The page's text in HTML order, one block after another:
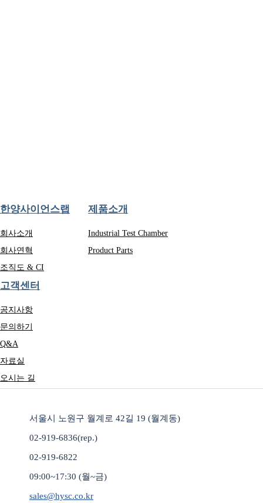
한양사이언스랩
회사소개
회사연혁
조직도 & CI
제품소개
Industrial Test Chamber
Product Parts
고객센터
공지사항
문의하기
Q&A
자료실
오시는 길
서울시 노원구 월계로 42길 19 (월계동)
02-919-6836(rep.)
02-919-6822
09:00~17:30 (월~금)
sales@hysc.co.kr